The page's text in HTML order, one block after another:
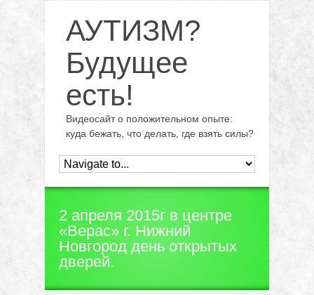
АУТИЗМ?
Будущее
есть!
Видеосайт о положительном опыте:
куда бежать, что делать, где взять силы?
2 апреля 2015г в центре
«Верас» г. Нижний
Новгород день открытых
дверей.